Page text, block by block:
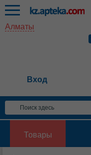
Алматы
Вход
Товары